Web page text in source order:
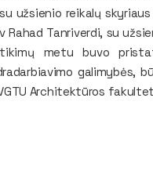
užsienio reikalų
Tanriverdi, su
metu buvo
galimybės,
Architektūros